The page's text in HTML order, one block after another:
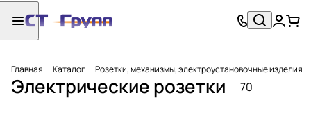
Главная Каталог Розетки, механизмы, электроустановочные изделия
Электрические розетки 70